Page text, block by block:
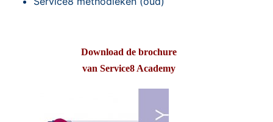
Download de brochure
van Service8 Academy